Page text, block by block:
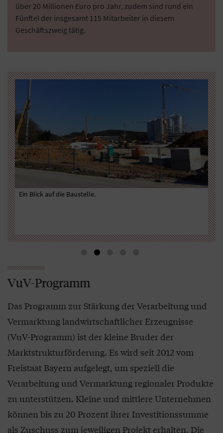
über 20 Millionen Euro pro Jahr, zudem sind rund ein
Fünftel der insgesamt 115 Mitarbeiter in diesem
Geschäftszweig tätig.
Ein Blick auf die Baustelle.
VuV-Programm
Das Programm zur Stärkung der Verarbeitung und
Vermarktung landwirtschaftlicher Erzeugnisse
(VuV-Programm) ist der kleine Bruder der
Marktstrukturförderung. Es wird seit 2012 vom
Freistaat Bayern aufgelegt, um speziell die
Verarbeitung und Vermarktung regionaler Produkte
zu unterstützen. Kleine und mittlere Unternehmen
können bis zu 20 Prozent ihrer Investitionssumme
als Zuschuss zum jeweiligen Projekt erhalten. Die